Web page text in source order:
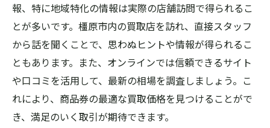
報、特に地域特化の情報は実際の店舗訪問で得られるこ
とが多いです。橿原市内の買取店を訪れ、直接スタッフ
から話を聞くことで、思わぬヒントや情報が得られるこ
ともあります。また、オンラインでは信頼できるサイト
や口コミを活用して、最新の相場を調査しましょう。こ
れにより、商品券の最適な買取価格を見つけることがで
き、満足のいく取引が期待できます。